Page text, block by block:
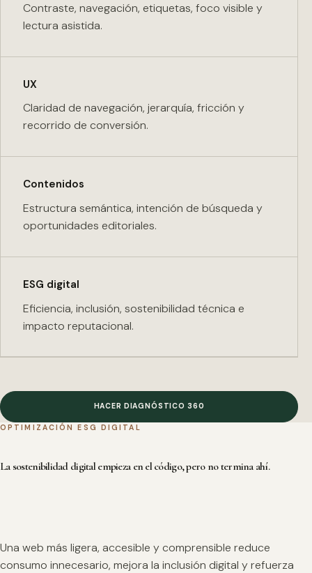
Contraste, navegación, etiquetas, foco visible y
lectura asistida.
UX
Claridad de navegación, jerarquía, fricción y
recorrido de conversión.
Contenidos
Estructura semántica, intención de búsqueda y
oportunidades editoriales.
ESG digital
Eficiencia, inclusión, sostenibilidad técnica e
impacto reputacional.
HACER DIAGNÓSTICO 360
OPTIMIZACIÓN ESG DIGITAL
La sostenibilidad digital empieza en el código, pero no termina ahí.
Una web más ligera, accesible y comprensible reduce
consumo innecesario, mejora la inclusión digital y refuerza